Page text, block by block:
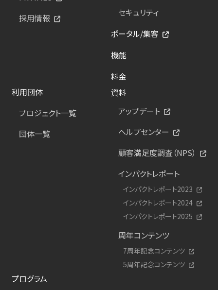
採用情報
セキュリティ
ポータル/集客
機能
料金
利用団体
プロジェクト一覧
団体一覧
資料
アップデート
ヘルプセンター
顧客満足度調査（NPS）
インパクトレポート
インパクトレポート2023
インパクトレポート2024
インパクトレポート2025
周年コンテンツ
7周年記念コンテンツ
5周年記念コンテンツ
プログラム